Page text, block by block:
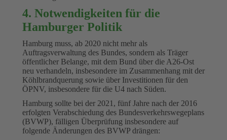
4. Notwendigkeiten für die
Hamburger Politik
Hamburg muss, ab 2020 nicht mehr als
Auftragsverwaltung des Bundes, sondern als Träger
öffentlicher Belange, mit dem Bund über die A26-Ost
neu verhandeln, insbesondere im Zusammenhang mit der
Köhlbrandquerung sowie über Investitionen für den
ÖPNV, insbesondere für die U4 nach Süden.
Hamburg sollte bei der 2021, fünf Jahre nach der 2016
erfolgten Verabschiedung des Bundesverkehrswegeplans
(BVWP), fälligen Überprüfung insbesondere auf
folgende Änderungen des BVWP drängen: